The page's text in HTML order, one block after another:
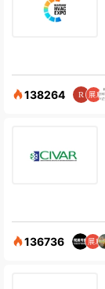
138264
136736